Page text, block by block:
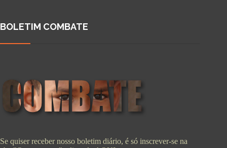
BOLETIM COMBATE
Se quiser receber nosso boletim diário, é só inscrever-se na